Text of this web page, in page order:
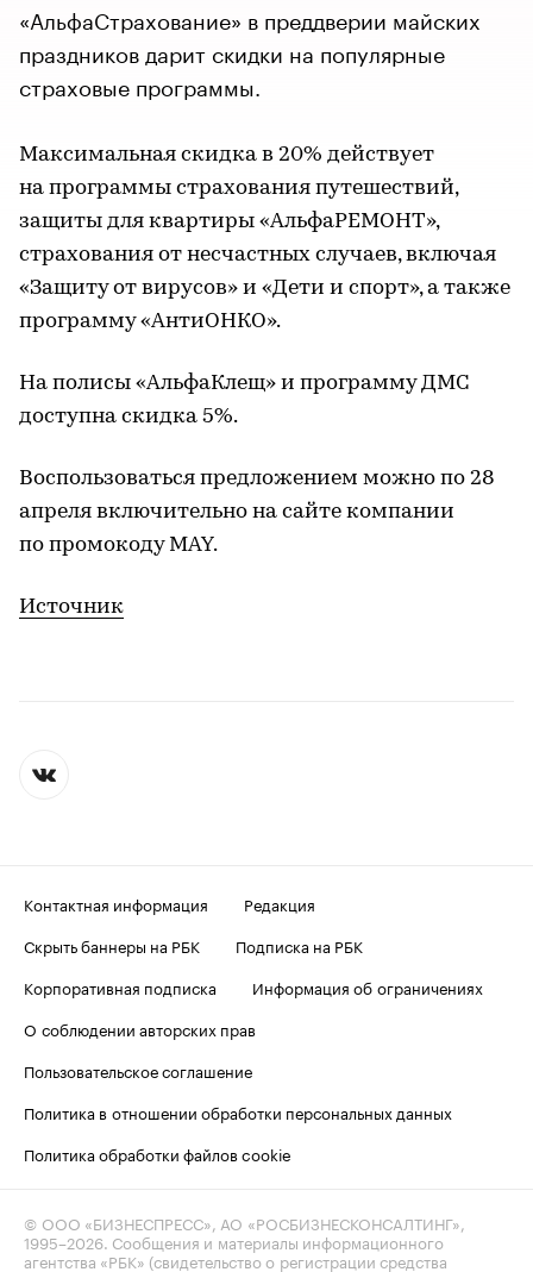
«АльфаСтрахование» в преддверии майских
праздников дарит скидки на популярные
страховые программы.
Максимальная скидка в 20% действует
на программы страхования путешествий,
защиты для квартиры «АльфаРЕМОНТ»,
страхования от несчастных случаев, включая
«Защиту от вирусов» и «Дети и спорт», а также
программу «АнтиОНКО».
На полисы «АльфаКлещ» и программу ДМС
доступна скидка 5%.
Воспользоваться предложением можно по 28
апреля включительно на сайте компании
по промокоду MAY.
Источник
Контактная информация
Редакция
Скрыть баннеры на РБК
Подписка на РБК
Корпоративная подписка
Информация об ограничениях
О соблюдении авторских прав
Пользовательское соглашение
Политика в отношении обработки персональных данных
Политика обработки файлов cookie
© ООО «БИЗНЕСПРЕСС», АО «РОСБИЗНЕСКОНСАЛТИНГ»,
1995–2026. Сообщения и материалы информационного
агентства «РБК» (свидетельство о регистрации средства